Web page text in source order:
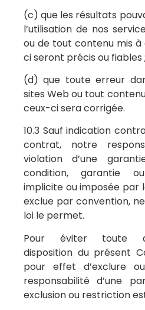
(c) que les résultats
l’utilisation de nos
ou de tout contenu mis à
ci seront précis ou fiables
(d) que toute erreur
sites Web ou tout
ceux-ci sera corrigée.
10.3 Sauf indication
contrat, notre
violation d’une
condition, garantie
implicite ou imposée par
exclue par convention,
loi le permet.
Pour éviter toute
disposition du présent
pour effet d’exclure
responsabilité d’une
exclusion ou restriction